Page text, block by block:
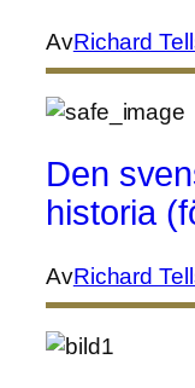
AvRichard
Den
historia
AvRichard